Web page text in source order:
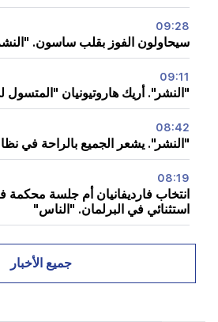
09:28
سيحاولون الفوز بقلب ساسون.
09:11
"النشر". أريك هاروتيونيان
08:42
"النشر". يشعر الجميع بالراحة في
08:19
انتخاب فارديفانيان أم جلسة محكمة
استثنائي في البرلمان. "الناس"
08:00
كيف تم إعادة توزيع المكاتب في
جميع الأخبار